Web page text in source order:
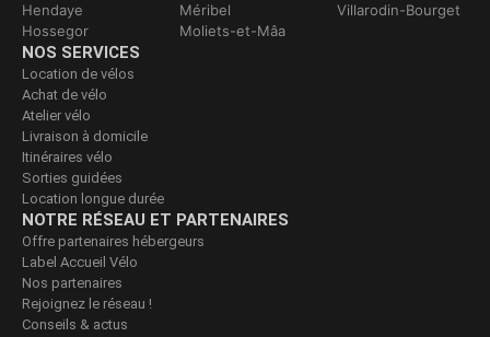
Hendaye
Hossegor
Méribel
Moliets-et-Mâa
Villarodin-Bourget
NOS SERVICES
Location de vélos
Achat de vélo
Atelier vélo
Livraison à domicile
Itinéraires vélo
Sorties guidées
Location longue durée
NOTRE RÉSEAU ET PARTENAIRES
Offre partenaires hébergeurs
Label Accueil Vélo
Nos partenaires
Rejoignez le réseau !
Conseils & actus